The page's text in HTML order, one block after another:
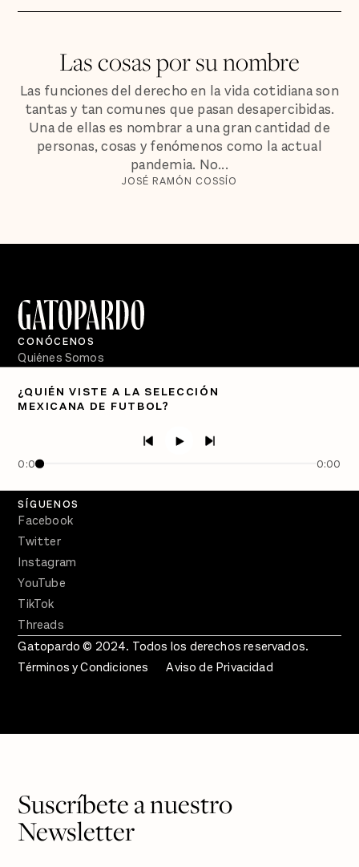
Las cosas por su nombre
Las funciones del derecho en la vida cotidiana son
tantas y tan comunes que pasan desapercibidas.
Una de ellas es nombrar a una gran cantidad de
personas, cosas y fenómenos como la actual
pandemia. No...
JOSÉ RAMÓN COSSÍO
¿QUIÉN VISTE A LA SELECCIÓN
MEXICANA DE FUTBOL?
0:00 0:00
CONÓCENOS
Quiénes Somos
PÓDCASTS
Crecer en Distopía
SÍGUENOS
Facebook
Twitter
Instagram
YouTube
TikTok
Threads
Gatopardo © 2024. Todos los derechos reservados.
Términos y Condiciones
Aviso de Privacidad
Suscríbete a nuestro
Newsletter